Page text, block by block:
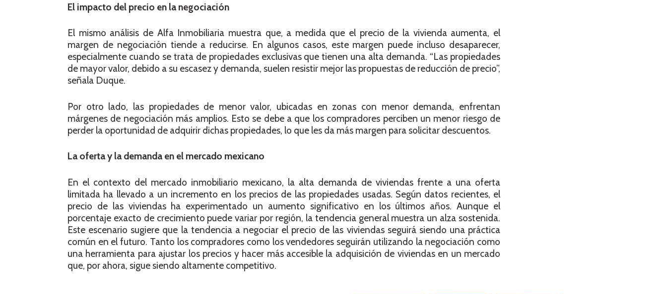
El impacto del precio en la negociación
El mismo análisis de Alfa Inmobiliaria muestra que, a medida que el precio de la vivienda aumenta, el
margen de negociación tiende a reducirse. En algunos casos, este margen puede incluso desaparecer,
especialmente cuando se trata de propiedades exclusivas que tienen una alta demanda. “Las propiedades
de mayor valor, debido a su escasez y demanda, suelen resistir mejor las propuestas de reducción de precio”,
señala Duque.
Por otro lado, las propiedades de menor valor, ubicadas en zonas con menor demanda, enfrentan
márgenes de negociación más amplios. Esto se debe a que los compradores perciben un menor riesgo de
perder la oportunidad de adquirir dichas propiedades, lo que les da más margen para solicitar descuentos.
La oferta y la demanda en el mercado mexicano
En el contexto del mercado inmobiliario mexicano, la alta demanda de viviendas frente a una oferta
limitada ha llevado a un incremento en los precios de las propiedades usadas. Según datos recientes, el
precio de las viviendas ha experimentado un aumento significativo en los últimos años. Aunque el
porcentaje exacto de crecimiento puede variar por región, la tendencia general muestra un alza sostenida.
Este escenario sugiere que la tendencia a negociar el precio de las viviendas seguirá siendo una práctica
común en el futuro. Tanto los compradores como los vendedores seguirán utilizando la negociación como
una herramienta para ajustar los precios y hacer más accesible la adquisición de viviendas en un mercado
que, por ahora, sigue siendo altamente competitivo.